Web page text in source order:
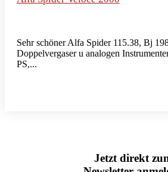
Sehr schöner Alfa Spider 115.38, Bj
Doppelvergaser u analogen
PS,...
Jetzt direkt